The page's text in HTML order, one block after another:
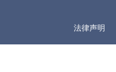
法律声明